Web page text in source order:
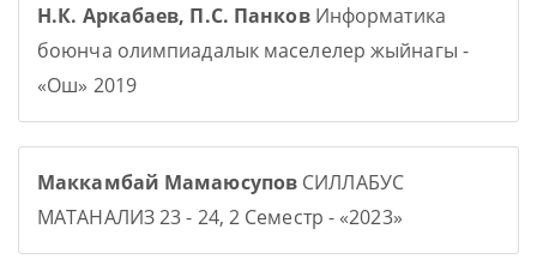
Н.К. Аркабаев, П.С. ПанковИнформатика
боюнча олимпиадалык маселелер жыйнагы -
«Ош» 2019
Маккамбай Мамаюсупов СИЛЛАБУС
МАТАНАЛИЗ 23 - 24, 2 Семестр - «2023»